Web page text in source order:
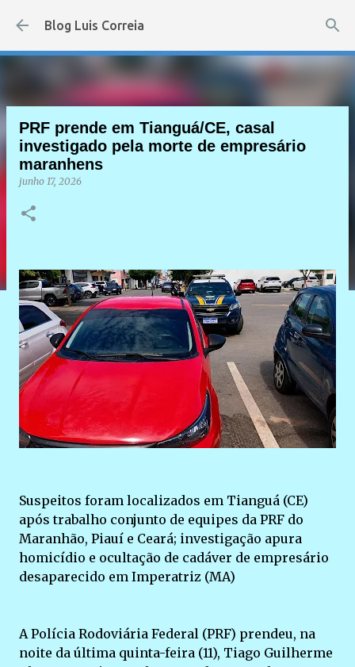
Pular para o conteúdo principal
Blog Luis Correia
PRF prende em Tianguá/CE, casal
investigado pela morte de empresário
maranhens
junho 17, 2026
Suspeitos foram localizados em Tianguá (CE)
após trabalho conjunto de equipes da PRF do
Maranhão, Piauí e Ceará; investigação apura
homicídio e ocultação de cadáver de empresário
desaparecido em Imperatriz (MA)
A Polícia Rodoviária Federal (PRF) prendeu, na
noite da última quinta-feira (11), Tiago Guilherme